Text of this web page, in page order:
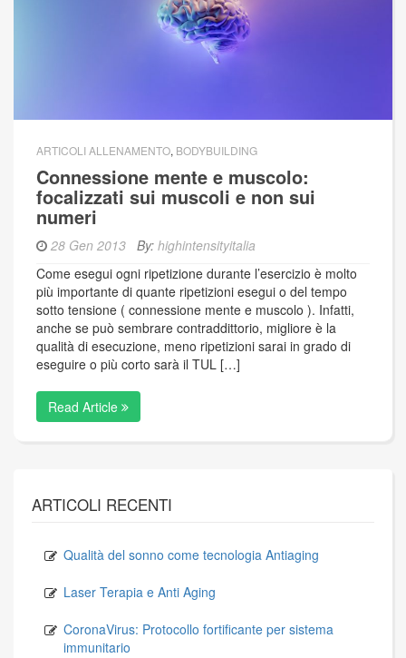
ARTICOLI ALLENAMENTO, BODYBUILDING
Connessione mente e muscolo:
focalizzati sui muscoli e non sui
numeri
28 Gen 2013 By: highintensityitalia
Come esegui ogni ripetizione durante l’esercizio è molto
più importante di quante ripetizioni esegui o del tempo
sotto tensione ( connessione mente e muscolo ). Infatti,
anche se può sembrare contraddittorio, migliore è la
qualità di esecuzione, meno ripetizioni sarai in grado di
eseguire o più corto sarà il TUL […]
Read Article
ARTICOLI RECENTI
Qualità del sonno come tecnologia Antiaging
Laser Terapia e Anti Aging
CoronaVirus: Protocollo fortificante per sistema
immunitario